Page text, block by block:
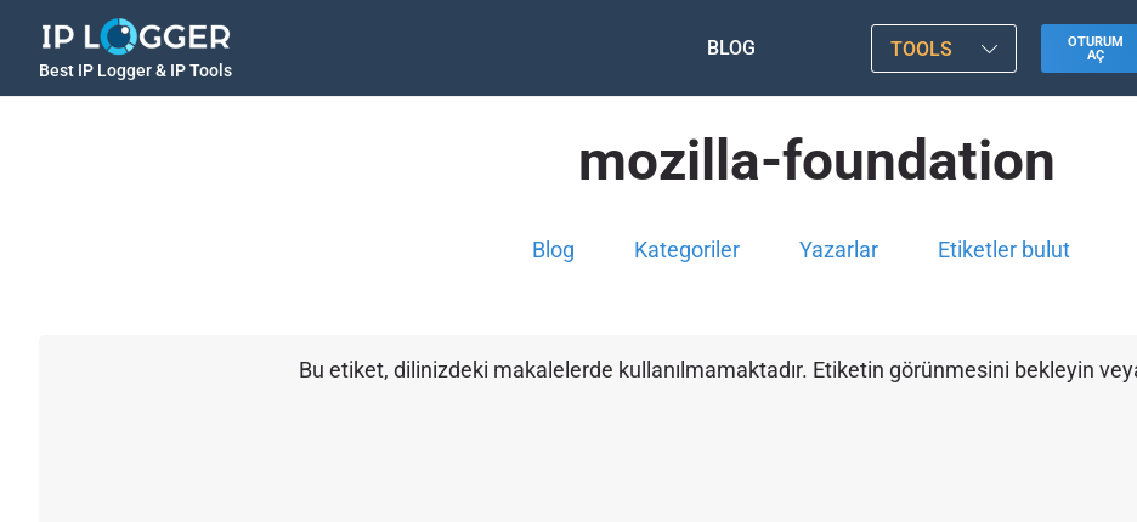
Best IP Logger & IP Tools
BLOG TOOLS
OTURUM
AÇ
mozilla-foundation
Blog Kategoriler Yazarlar Etiketler bulut